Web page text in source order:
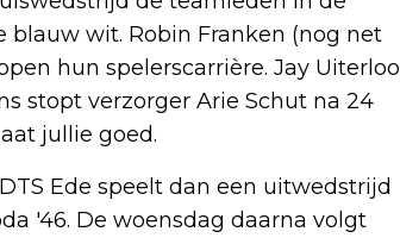
wit. Robin Franken (nog net
hun spelerscarrière. Jay Uiterloo
stopt verzorger Arie Schut na 24
jullie goed.
Ede speelt dan een uitwedstrijd
'46. De woensdag daarna volgt